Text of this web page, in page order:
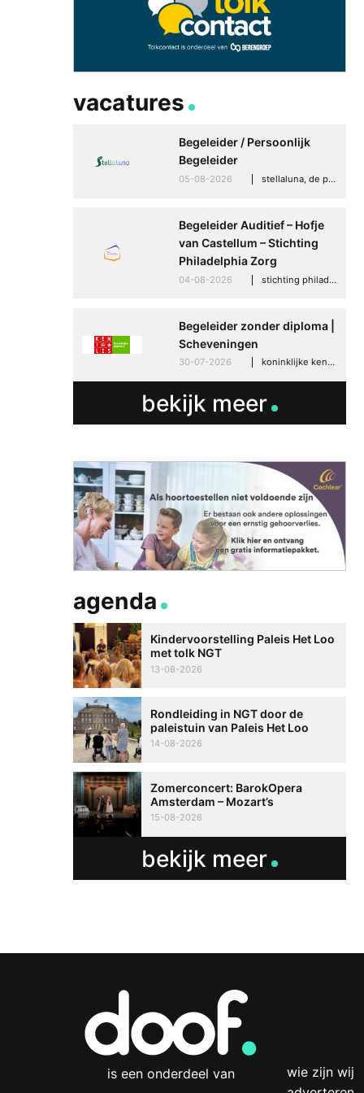
In de media:
Gebaren Koor op
Zwarte Cross
21-07-2025
vacatures
Begeleider / Persoonlijk
Begeleider
05-08-2026 stellaluna, de punt (drenthe)
Begeleider Auditief – Hofje
van Castellum – Stichting
Philadelphia Zorg
04-08-2026 stichting philadelphia zorg, den haag
Begeleider zonder diploma |
Scheveningen
30-07-2026 koninklijke kentalis, scheveningen
bekijk meer
agenda
Kindervoorstelling Paleis Het Loo
met tolk NGT
13-08-2026
Rondleiding in NGT door de
paleistuin van Paleis Het Loo
14-08-2026
Zomerconcert: BarokOpera
Amsterdam – Mozart’s
‘Ontvoering uit de Harem’ met
15-08-2026
bekijk meer
is een onderdeel van
wie zijn wij